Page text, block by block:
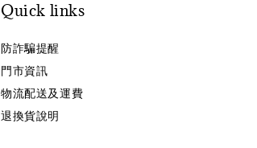
Quick links
防詐騙提醒
門市資訊
物流配送及運費
退換貨說明